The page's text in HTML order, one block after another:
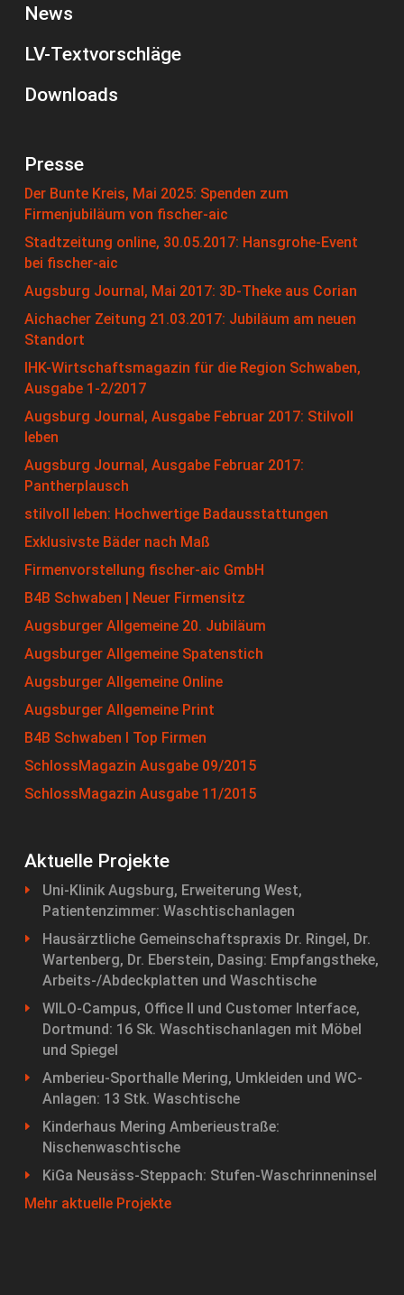
News
LV-Textvorschläge
Downloads
Presse
Der Bunte Kreis, Mai 2025: Spenden zum
Firmenjubiläum von fischer-aic
Stadtzeitung online, 30.05.2017: Hansgrohe-Event
bei fischer-aic
Augsburg Journal, Mai 2017: 3D-Theke aus Corian
Aichacher Zeitung 21.03.2017: Jubiläum am neuen
Standort
IHK-Wirtschaftsmagazin für die Region Schwaben,
Ausgabe 1-2/2017
Augsburg Journal, Ausgabe Februar 2017: Stilvoll
leben
Augsburg Journal, Ausgabe Februar 2017:
Pantherplausch
stilvoll leben: Hochwertige Badausstattungen
Exklusivste Bäder nach Maß
Firmenvorstellung fischer-aic GmbH
B4B Schwaben | Neuer Firmensitz
Augsburger Allgemeine 20. Jubiläum
Augsburger Allgemeine Spatenstich
Augsburger Allgemeine Online
Augsburger Allgemeine Print
B4B Schwaben I Top Firmen
SchlossMagazin Ausgabe 09/2015
SchlossMagazin Ausgabe 11/2015
Aktuelle Projekte
Uni-Klinik Augsburg, Erweiterung West,
Patientenzimmer: Waschtischanlagen
Hausärztliche Gemeinschaftspraxis Dr. Ringel, Dr.
Wartenberg, Dr. Eberstein, Dasing: Empfangstheke,
Arbeits-/Abdeckplatten und Waschtische
WILO-Campus, Office II und Customer Interface,
Dortmund: 16 Sk. Waschtischanlagen mit Möbel
und Spiegel
Amberieu-Sporthalle Mering, Umkleiden und WC-
Anlagen: 13 Stk. Waschtische
Kinderhaus Mering Amberieustraße:
Nischenwaschtische
KiGa Neusäss-Steppach: Stufen-Waschrinneninsel
Mehr aktuelle Projekte